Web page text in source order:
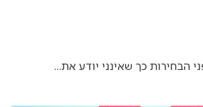
הבחירות כך שאינני יודע את…